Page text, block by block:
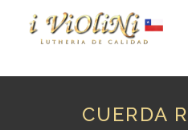
CUERDA